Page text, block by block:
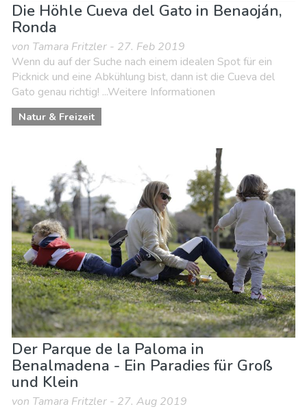
Die Höhle Cueva del Gato in Benaoján,
Ronda
von Tamara Fritzler - 27. Feb 2019
Wenn du auf der Suche nach einem idealen Spot für ein
Picknick und eine Abkühlung bist, dann ist die Cueva del
Gato genau richtig! ...Weitere Informationen
Natur & Freizeit
Der Parque de la Paloma in
Benalmadena - Ein Paradies für Groß
und Klein
von Tamara Fritzler - 27. Aug 2019